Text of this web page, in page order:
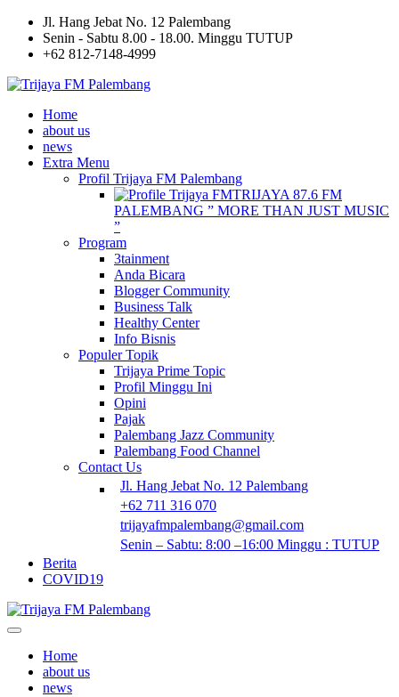
Jl. Hang Jebat No. 12 Palembang
Senin - Sabtu 8.00 - 18.00. Minggu TUTUP
+62 812-7148-4999
Home
about us
news
Extra Menu
Profil Trijaya FM Palembang
TRIJAYA 87.6 FM
PALEMBANG ” MORE THAN JUST MUSIC
”
Program
3tainment
Anda Bicara
Blogger Community
Business Talk
Healthy Center
Info Bisnis
Populer Topik
Trijaya Prime Topic
Profil Minggu Ini
Opini
Pajak
Palembang Jazz Community
Palembang Food Channel
Contact Us
Jl. Hang Jebat No. 12 Palembang
+62 711 316 070
trijayafmpalembang@gmail.com
Senin – Sabtu: 8:00 –16:00 Minggu : TUTUP
Berita
COVID19
Home
about us
news